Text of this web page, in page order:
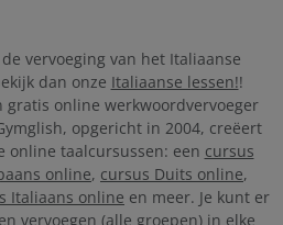
vervoeging van het Italiaanse
dan onze Italiaanse lessen!!
gratis online werkwoordvervoeger
opgericht in 2004, creëert
online taalcursussen: een cursus
online, cursus Duits online,
Italiaans online en meer. Je kunt er
vervoegen (alle groepen) in elke